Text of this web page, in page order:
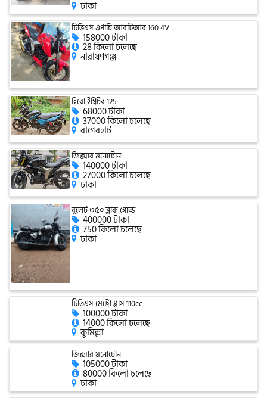
গ্রীন টাইগার (Green Tiger)
বীটল বোল্ট (Beetle Bolt)
বেনেলি (Benelli)
বেনেট (Bennett)
বিএমডাব্লিউ (BMW)
রয়েল এনফিল্ড (Royal Enfield)
এফকেএম (FKM)
হারলি ডেভিডসন
রিগাল র‍্যাপটার (Regal Raptor)
ঢাকা
টিভিএস এপাচি আরটিআর 160 4V
158000 টাকা
28 কিলো চলেছে
নারায়ণগঞ্জ
হিরো ইগ্নিটর 125
68000 টাকা
37000 কিলো চলেছে
বাগেরহাট
জিক্সার মনোটোন
140000 টাকা
27000 কিলো চলেছে
ঢাকা
বুলেট ৩৫০ ব্লাক গোল্ড
400000 টাকা
750 কিলো চলেছে
ঢাকা
টিভিএস মেট্রো প্লাস 110cc
100000 টাকা
14000 কিলো চলেছে
কুমিল্লা
জিক্সার মনোটোন
105000 টাকা
80000 কিলো চলেছে
ঢাকা